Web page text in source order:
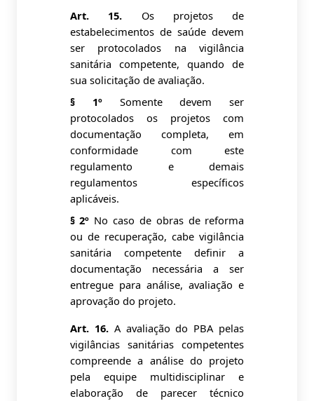
Art. 15. Os projetos de
estabelecimentos de saúde devem
ser protocolados na vigilância
sanitária competente, quando de
sua solicitação de avaliação.
§ 1ºSomente devem ser
protocolados os projetos com
documentação completa, em
conformidade com este
regulamento e demais
regulamentos específicos
aplicáveis.
§ 2º No caso de obras de reforma
ou de recuperação, cabe vigilância
sanitária competente definir a
documentação necessária a ser
entregue para análise, avaliação e
aprovação do projeto.
Art. 16.A avaliação do PBA pelas
vigilâncias sanitárias competentes
compreende a análise do projeto
pela equipe multidisciplinar e
elaboração de parecer técnico